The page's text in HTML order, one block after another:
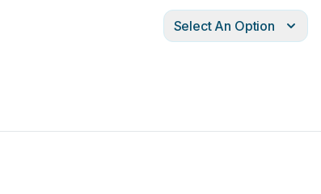
Select An Option